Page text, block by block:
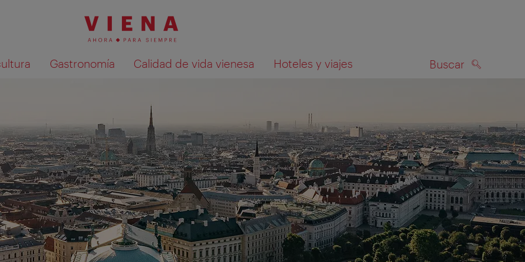
Gastronomía Calidad de vida vienesa Hoteles y viajes Buscar